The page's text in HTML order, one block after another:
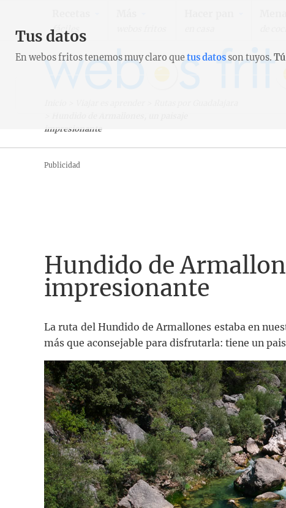
fáciles
impresionante
Publicidad
Hundido de
impresionante
La ruta del Hundido de Armallones estaba en
más que aconsejable para disfrutarla: tiene un
Tus datos
En webos fritos tenemos muy claro quetus datosson tuyos.